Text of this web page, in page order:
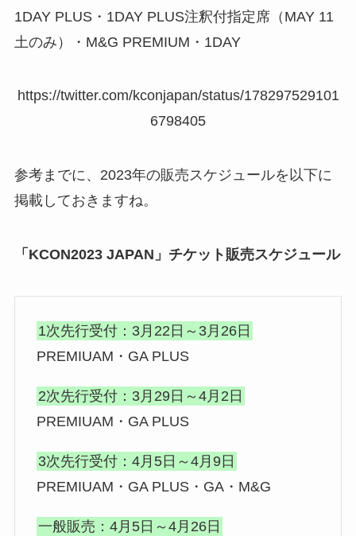
1DAY PLUS・1DAY PLUS注釈付指定席（MAY 11
土のみ）・M&G PREMIUM・1DAY
https://twitter.com/kconjapan/status/178297529101
6798405
参考までに、2023年の販売スケジュールを以下に
掲載しておきますね。
「KCON2023 JAPAN」チケット販売スケジュール
1次先行受付：3月22日～3月26日
PREMIUAM・GA PLUS
2次先行受付：3月29日～4月2日
PREMIUAM・GA PLUS
3次先行受付：4月5日～4月9日
PREMIUAM・GA PLUS・GA・M&G
一般販売：4月5日～4月26日